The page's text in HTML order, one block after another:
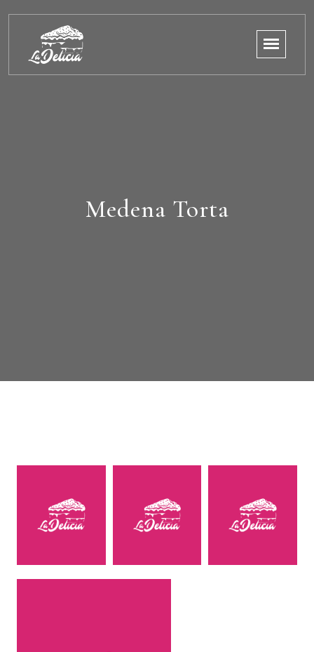
Medena Torta